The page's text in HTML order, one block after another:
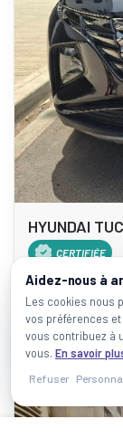
HYUNDAI
CERTIFIÉE
70000 Km
À partir de
Aidez-nous à
Les cookies nous
vos préférences
vous contribuez à
vous. En savoir
Refuser